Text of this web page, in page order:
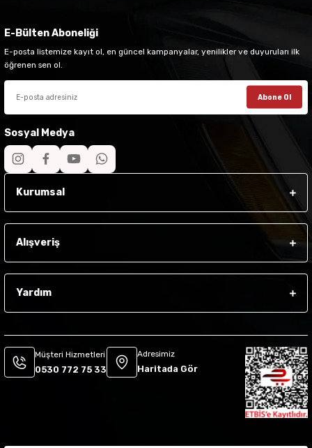
E-Bülten Aboneliği
E-posta listemize kayıt ol, en güncel kampanyalar, yenilikler ve duyuruları ilk
öğrenen sen ol.
Abone Ol
Sosyal Medya
Kurumsal
Alışveriş
Yardım
Müşteri Hizmetleri
0530 772 75 33
Adresimiz
Haritada Gör